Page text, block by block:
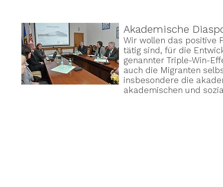
Akademische
Wir wollen das positive
tätig sind, für die
genannter Triple-Win-
auch die Migranten
insbesondere die
akademischen und